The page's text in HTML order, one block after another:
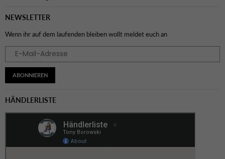
NEWSLETTER
Wenn ihr auf dem laufenden bleiben wollt meldet euch an
ABONNIEREN
HÄNDLERLISTE